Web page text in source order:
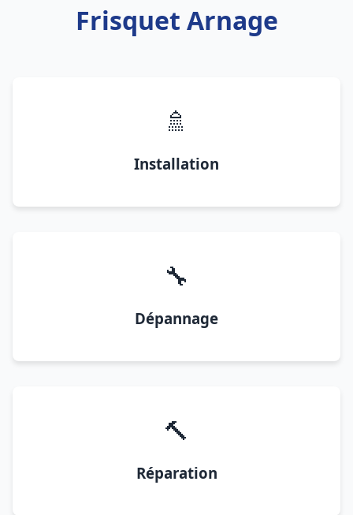
Frisquet Arnage
🚿
Installation
🔧
Dépannage
🔨
Réparation